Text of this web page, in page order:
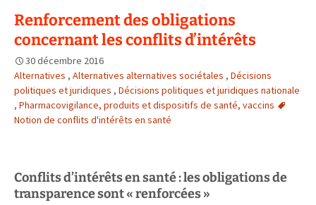
Renforcement des obligations
concernant les conflits d’intérêts
30 décembre 2016
Alternatives , Alternatives alternatives sociétales , Décisions
politiques et juridiques , Décisions politiques et juridiques nationale
, Pharmacovigilance, produits et dispositifs de santé, vaccins
Notion de conflits d'intérêts en santé
Conflits d’intérêts en santé : les obligations de
transparence sont « renforcées »